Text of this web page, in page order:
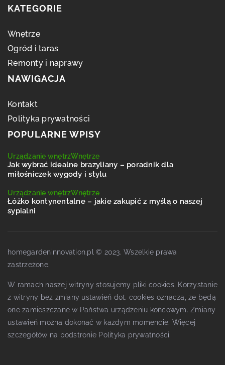
KATEGORIE
Wnętrze
Ogród i taras
Remonty i naprawy
NAWIGACJA
Kontakt
Polityka prywatności
POPULARNE WPISY
Urządzanie wnętrzWnętrze
Jak wybrać idealne brazyliany – poradnik dla
miłośniczek wygody i stylu
Urządzanie wnętrzWnętrze
Łóżko kontynentalne – jakie zakupić z myślą o naszej
sypialni
homegardeninnovation.pl © 2023. Wszelkie prawa
zastrzeżone.
W ramach naszej witryny stosujemy pliki cookies. Korzystanie
z witryny bez zmiany ustawień dot. cookies oznacza, że będą
one zamieszczane w Państwa urządzeniu końcowym. Zmiany
ustawień można dokonać w każdym momencie. Więcej
szczegółów na podstronie Polityka prywatności.